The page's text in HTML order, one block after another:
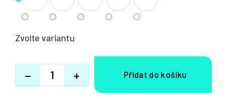
Zvolte variantu
+
−